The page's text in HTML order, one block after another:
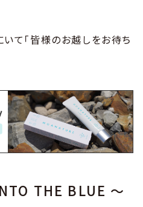
て「皆様のお越しをお待ち
THE BLUE ～